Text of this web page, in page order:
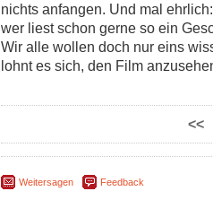
nichts anfangen. Und mal ehrlich:
wer liest schon gerne so ein
Wir alle wollen doch nur eins
lohnt es sich, den Film
<<
Weitersagen Feedback